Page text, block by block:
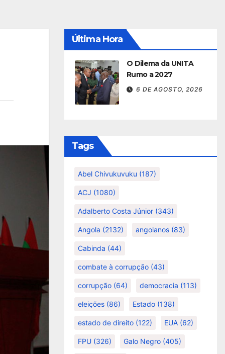
Última Hora
O Dilema da UNITA
Rumo a 2027
6 DE AGOSTO, 2026
Tags
Abel Chivukuvuku (187)
ACJ (1080)
Adalberto Costa Júnior (343)
Angola (2132) angolanos (83)
Cabinda (44)
combate à corrupção (43)
corrupção (64) democracia (113)
eleições (86) Estado (138)
estado de direito (122) EUA (62)
FPU (326) Galo Negro (405)